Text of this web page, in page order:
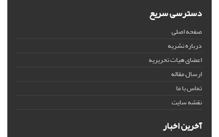
دسترسی سریع
صفحه اصلی
درباره نشریه
اعضای هیات تحریریه
ارسال مقاله
تماس با ما
نقشه سایت
آخرین اخبار